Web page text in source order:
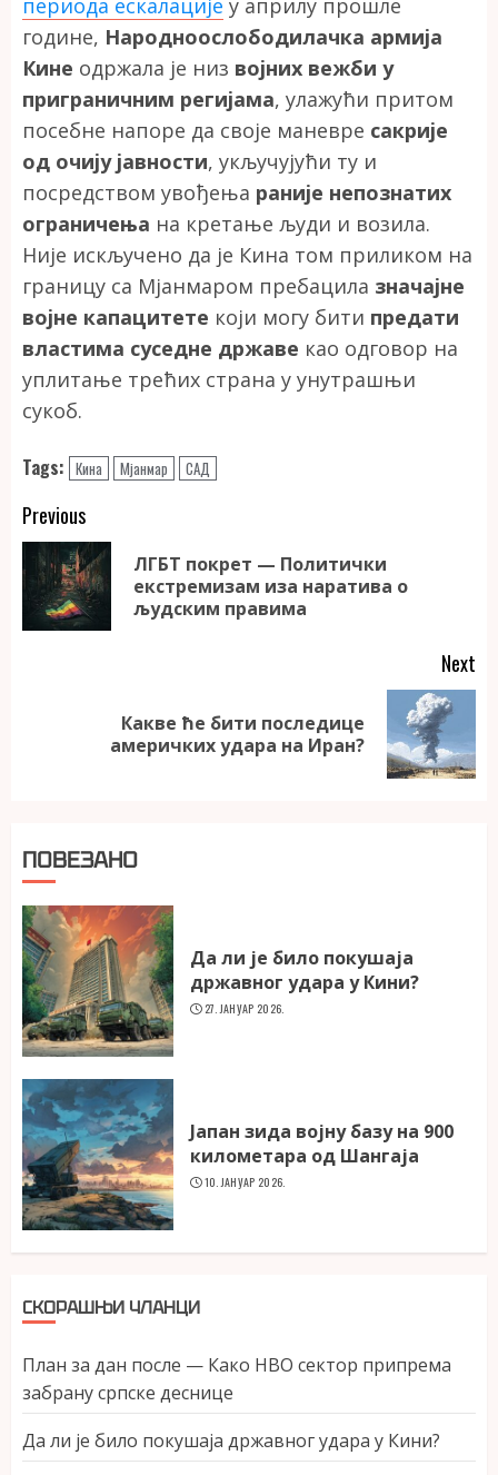
периода ескалације у априлу прошле
године, Народноослободилачка армија
Кине одржала је низ војних вежби у
приграничним регијама, улажући притом
посебне напоре да своје маневре сакрије
од очију јавности, укључујући ту и
посредством увођења раније непознатих
ограничења на кретање људи и возила.
Није искључено да је Кина том приликом на
границу са Мјанмаром пребацила значајне
војне капацитете који могу бити предати
властима суседне државе као одговор на
уплитање трећих страна у унутрашњи
сукоб.
Tags: Кина Мјанмар САД
Continue
Reading
Previous
ЛГБТ покрет — Политички
екстремизам иза наратива о
људским правима
Next
Какве ће бити последице
америчких удара на Иран?
ПОВЕЗАНО
Да ли је било покушаја
државног удара у Кини?
27. ЈАНУАР 2026.
Јапан зида војну базу на 900
километара од Шангаја
10. ЈАНУАР 2026.
СКОРАШЊИ ЧЛАНЦИ
План за дан после — Како НВО сектор припрема
забрану српске деснице
Да ли је било покушаја државног удара у Кини?